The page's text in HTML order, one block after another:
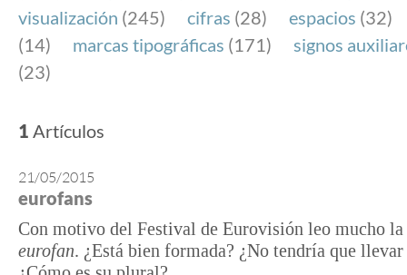
visualización (245) cifras (28) espacios (32)
(14)
marcas tipográficas (171)
signos
(23)
1 Artículos
21/05/2015
eurofans
Con motivo del Festival de Eurovisión leo mucho la
eurofan. ¿Está bien formada? ¿No tendría que